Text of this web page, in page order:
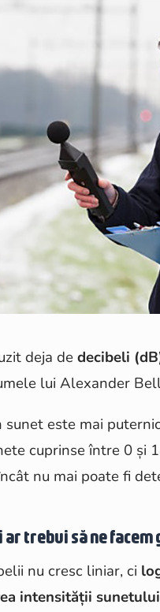
deja de decibeli
lui Alexander
sunet este mai
cuprinse între 0 și
nu mai poate fi
ar trebui să ne facem
nu cresc liniar, ci
intensității sunetului